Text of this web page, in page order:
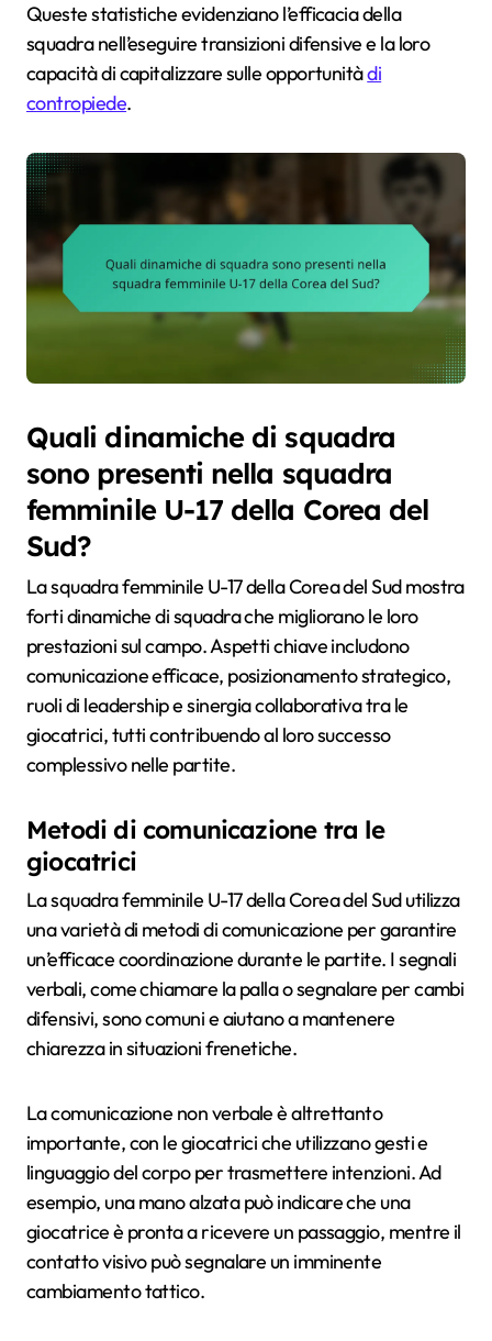
Queste statistiche evidenziano l’efficacia della
squadra nell’eseguire transizioni difensive e la loro
capacità di capitalizzare sulle opportunitàdi
contropiede.
Quali dinamiche di squadra
sono presenti nella squadra
femminile U-17 della Corea del
Sud?
La squadra femminile U-17 della Corea del Sud mostra
forti dinamiche di squadra che migliorano le loro
prestazioni sul campo. Aspetti chiave includono
comunicazione efficace, posizionamento strategico,
ruoli di leadership e sinergia collaborativa tra le
giocatrici, tutti contribuendo al loro successo
complessivo nelle partite.
Metodi di comunicazione tra le
giocatrici
La squadra femminile U-17 della Corea del Sud utilizza
una varietà di metodi di comunicazione per garantire
un’efficace coordinazione durante le partite. I segnali
verbali, come chiamare la palla o segnalare per cambi
difensivi, sono comuni e aiutano a mantenere
chiarezza in situazioni frenetiche.
La comunicazione non verbale è altrettanto
importante, con le giocatrici che utilizzano gesti e
linguaggio del corpo per trasmettere intenzioni. Ad
esempio, una mano alzata può indicare che una
giocatrice è pronta a ricevere un passaggio, mentre il
contatto visivo può segnalare un imminente
cambiamento tattico.